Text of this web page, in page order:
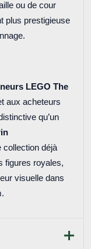
ou de cour
plus prestigieuse
LEGO The
aux acheteurs
qu’un
collection déjà
figures royales,
visuelle dans